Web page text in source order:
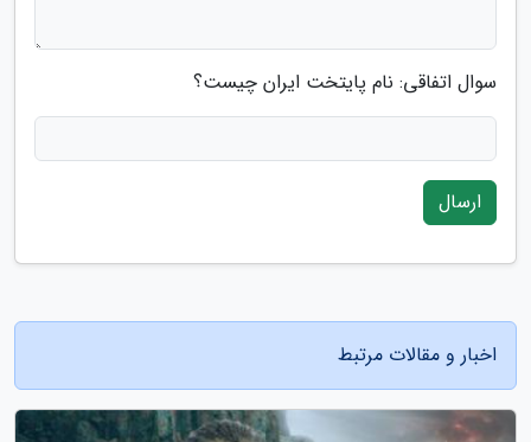
سوال اتفاقی: نام پایتخت ایران چیست؟
ارسال
اخبار و مقالات مرتبط